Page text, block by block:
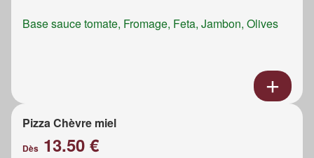
Base sauce tomate, Fromage, Feta, Jambon, Olives
Pizza Chèvre miel
Dès 13.50 €